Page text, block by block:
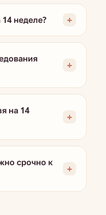
неделе?
на 14
срочно к